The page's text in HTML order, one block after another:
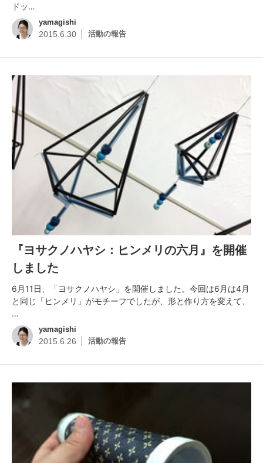
ドッ…
yamagishi
2015.6.30 活動の報告
『ヨサクノハヤシ：ヒンメリの六月』を開催
しました
6月11日、「ヨサクノハヤシ」を開催しました。今回は6月は4月
と同じ「ヒンメリ」がモチーフでしたが、形と作り方を変えて、
…
yamagishi
2015.6.26 活動の報告